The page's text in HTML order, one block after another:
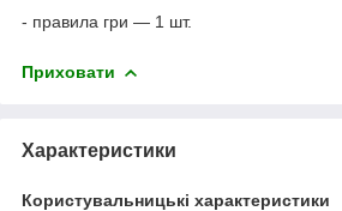
- правила гри — 1 шт.
Приховати
Характеристики
Користувальницькі характеристики